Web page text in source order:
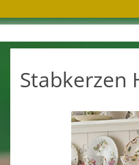
Stabkerzen